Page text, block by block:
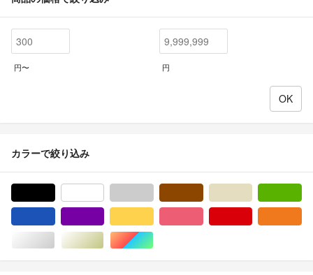
円〜 円
カラーで絞り込み
シルバー/銀色系ゴールド/金色系マルチカラー